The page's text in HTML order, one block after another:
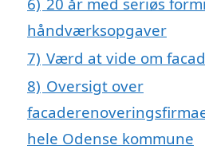
håndværksopgaver
7) Værd at vide om
8) Oversigt over
hele Odense kommune